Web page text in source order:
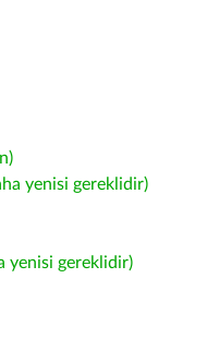
yenisi gereklidir)
yenisi gereklidir)